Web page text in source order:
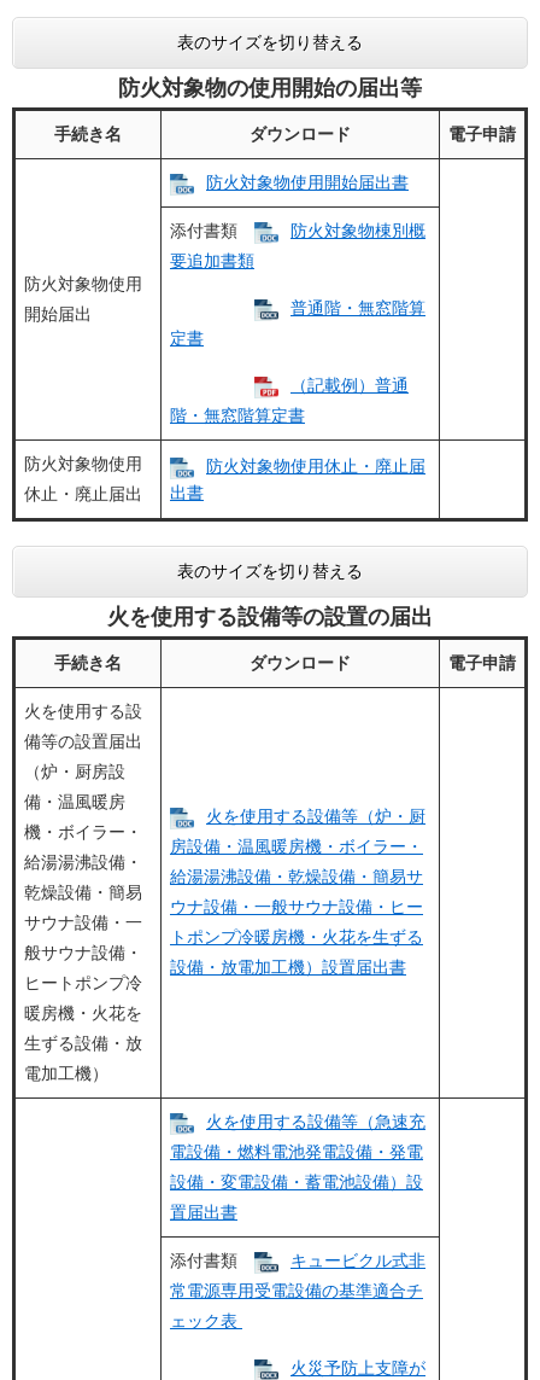
表のサイズを切り替える
防火対象物の使用開始の届出等
手続き名 ダウンロード 電子申請
防火対象物使用
開始届出
防火対象物使用開始届出書
添付書類
防火対象物棟別概
要追加書類
普通階・無窓階算
定書
（記載例）普通
階・無窓階算定書
防火対象物使用
休止・廃止届出
防火対象物使用休止・廃止届
出書​
表のサイズを切り替える
火を使用する設備等の設置の届出
手続き名 ダウンロード 電子申請
火を使用する設
備等の設置届出
（炉・厨房設
備・温風暖房
機・ボイラー・
給湯湯沸設備・
乾燥設備・簡易
サウナ設備・一
般サウナ設備・
ヒートポンプ冷
暖房機・火花を
生ずる設備・放
電加工機）
火を使用する設備等（炉・厨
房設備・温風暖房機・ボイラー・
給湯湯沸設備・乾燥設備・簡易サ
ウナ設備・一般サウナ設備・ヒー
トポンプ冷暖房機・火花を生ずる
設備・放電加工機）​設置届出書​
火を使用する設備等​（急速充
電設備・燃料電池発電設備・発電
設備・変電設備・蓄電池設備）​​設
置届出書
添付書類
キュービクル式非
常電源専用受電設備の基準適合チ
ェック表
火災予防上支障が